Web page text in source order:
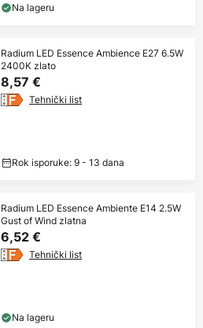
Na lageru
Radium LED Essence Ambience E27 6.5W
2400K zlato
8,57 €
Tehnički list
Rok isporuke: 9 - 13 dana
Radium LED Essence Ambiente E14 2.5W
Gust of Wind zlatna
6,52 €
Tehnički list
Na lageru